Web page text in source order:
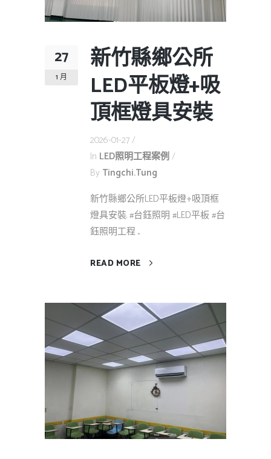
27
1 月
新竹縣鄉公所
LED平板燈+吸
頂框燈具安裝
2026-01-27
In LED照明工程案例
By Tingchi.tung
新竹縣鄉公所LED平板燈+吸頂框
燈具安裝. #台鈺照明 #LED平板 #台
鈺照明工程 ...
READ MORE